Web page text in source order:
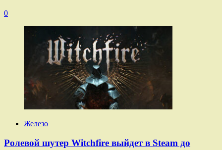
0
Железо
Ролевой шутер Witchfire выйдет в Steam до